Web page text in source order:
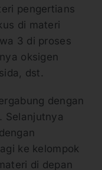
pengertians
di materi
3 di proses
oksigen
dst.
dengan
Selanjutnya
ke kelompok
di depan